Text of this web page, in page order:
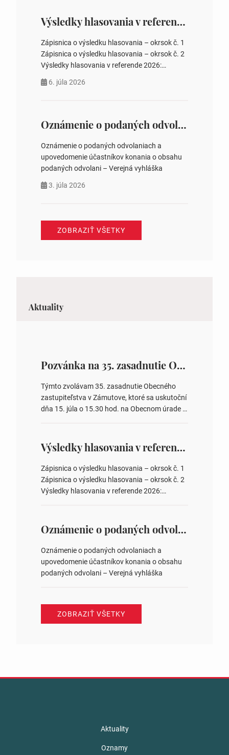
zastupiteľstiev, počtu poslancov obecných
zastupiteľstiev v nich 4. Schválenie odpredaja
obecného pozemku –…
Výsledky hlasovania v referende 2026
Zápisnica o výsledku hlasovania – okrsok č. 1
Zápisnica o výsledku hlasovania – okrsok č. 2
Výsledky hlasovania v referende 2026:
na hlasovaní https://www.volbysr.sk/…
6. júla 2026
Oznámenie o podaných odvolaniach a upovedomenie účastníkov konania o obsahu podaných odvolani – Verejná vyhláška
Oznámenie o podaných odvolaniach a
upovedomenie účastníkov konania o obsahu
podaných odvolani – Verejná vyhláška
3. júla 2026
ZOBRAZIŤ VŠETKY
Aktuality
Pozvánka na 35. zasadnutie OZ v Zámutove
Týmto zvolávam 35. zasadnutie Obecného
zastupiteľstva v Zámutove, ktoré sa uskutoční
dňa 15. júla o 15.30 hod. na Obecnom úrade v
overovateľov zápisnice 3. Určenie volebných
obvodov pre voľby poslancov obecných
zastupiteľstiev, počtu poslancov obecných
zastupiteľstiev v nich 4. Schválenie odpredaja
obecného pozemku –…
Výsledky hlasovania v referende 2026
Zápisnica o výsledku hlasovania – okrsok č. 1
Zápisnica o výsledku hlasovania – okrsok č. 2
Výsledky hlasovania v referende 2026:
ysledky.html
Oznámenie o podaných odvolaniach a upovedomenie účastníkov konania o obsahu podaných odvolani – Verejná vyhláška
Oznámenie o podaných odvolaniach a
upovedomenie účastníkov konania o obsahu
podaných odvolani – Verejná vyhláška
ZOBRAZIŤ VŠETKY
Aktuality
Oznamy